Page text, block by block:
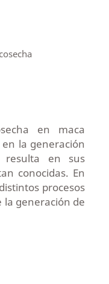
en maca
la generación
resulta en sus
conocidas. En
procesos
la generación de